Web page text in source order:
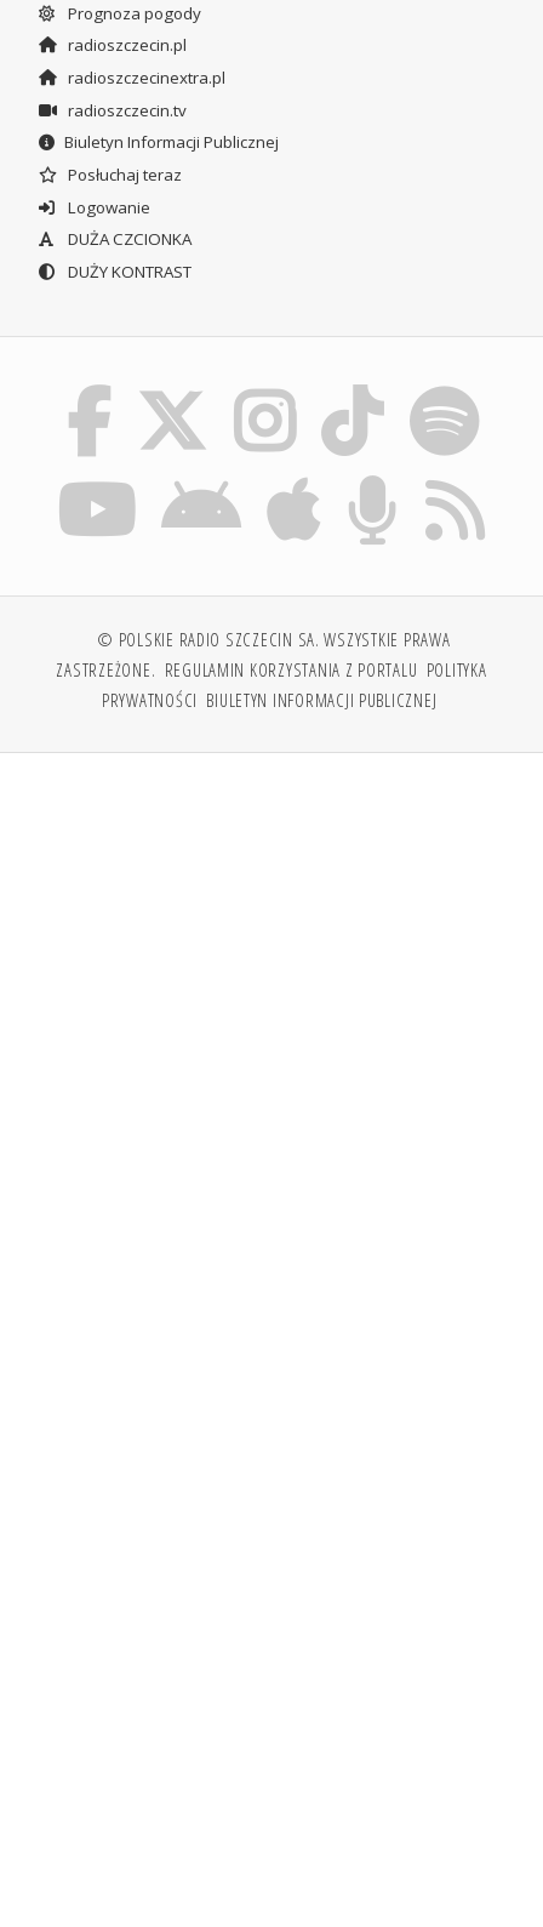
Prognoza pogody
radioszczecin.pl
radioszczecinextra.pl
radioszczecin.tv
Biuletyn Informacji Publicznej
Posłuchaj teraz
Logowanie
DUŻA CZCIONKA
DUŻY KONTRAST
© POLSKIE RADIO SZCZECIN SA. WSZYSTKIE PRAWA
ZASTRZEŻONE. REGULAMIN KORZYSTANIA Z PORTALU POLITYKA
PRYWATNOŚCI BIULETYN INFORMACJI PUBLICZNEJ